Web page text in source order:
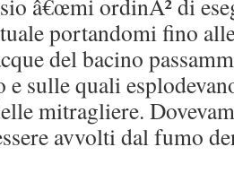
â€œmi ordinÃ² di
portandomi fino
del bacino
e sulle quali
mitragliere.
avvolti dal fumo